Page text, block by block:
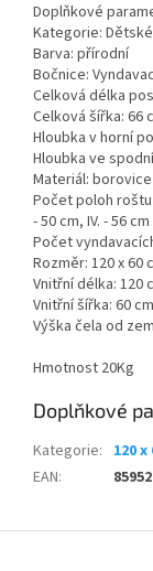
Doplňkové
Kategorie:
Barva: přírodní
Bočnice:
Celková délka
Celková šířka: 66
Hloubka v horní
Hloubka ve
Materiál: borovice
Počet poloh roštu
- 50 cm, IV. - 56
Počet
Rozměr: 120 x 60
Vnitřní délka: 120
Vnitřní šířka: 60 cm
Výška čela od
Hmotnost 20Kg
Doplňkové
Kategorie: 120 x
EAN: